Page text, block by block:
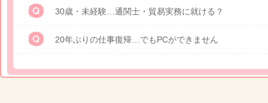
30歳・未経験…通関士・貿易実務に就ける？
20年ぶりの仕事復帰…でもPCができません